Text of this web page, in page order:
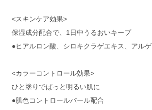
<スキンケア効果>
保湿成分配合で、1日中うるおいキープ
●ヒアルロン酸、シロキクラゲエキス、アル
<カラーコントロール効果>
ひと塗りでぱっと明るい肌に
●肌色コントロールパール配合